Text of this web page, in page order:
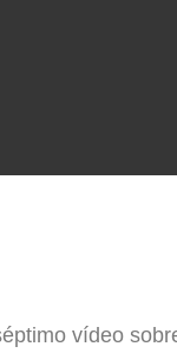
vídeo